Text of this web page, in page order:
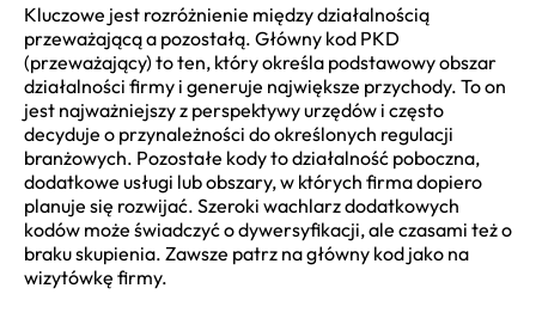
Kluczowe jest rozróżnienie między działalnością
przeważającą a pozostałą. Główny kod PKD
(przeważający) to ten, który określa podstawowy obszar
działalności firmy i generuje największe przychody. To on
jest najważniejszy z perspektywy urzędów i często
decyduje o przynależności do określonych regulacji
branżowych. Pozostałe kody to działalność poboczna,
dodatkowe usługi lub obszary, w których firma dopiero
planuje się rozwijać. Szeroki wachlarz dodatkowych
kodów może świadczyć o dywersyfikacji, ale czasami też o
braku skupienia. Zawsze patrz na główny kod jako na
wizytówkę firmy.